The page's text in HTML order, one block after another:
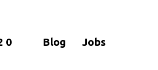
0 Blog Jobs